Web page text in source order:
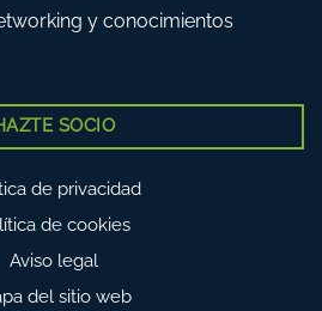
y conocimientos
SOCIO
de privacidad
de cookies
Aviso legal
del sitio web